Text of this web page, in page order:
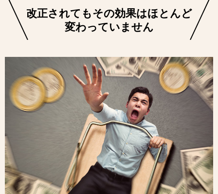
改正されてもその効果はほとんど
変わっていません